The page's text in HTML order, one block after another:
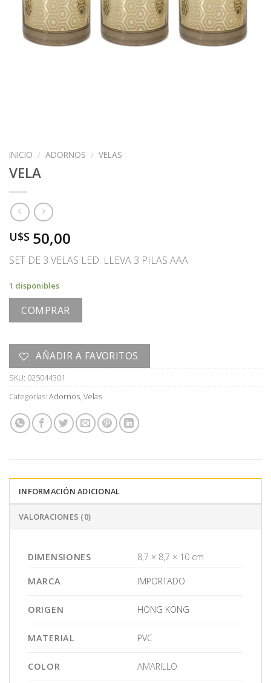
INICIO / ADORNOS / VELAS
VELA
U$S 50,00
SET DE 3 VELAS LED. LLEVA 3 PILAS AAA
1 disponibles
COMPRAR
AÑADIR A FAVORITOS
SKU: 025044301
Categorías: Adornos, Velas
INFORMACIÓN ADICIONAL
VALORACIONES (0)
DIMENSIONES 8,7 × 8,7 × 10 cm
MARCA IMPORTADO
ORIGEN HONG KONG
MATERIAL PVC
COLOR AMARILLO